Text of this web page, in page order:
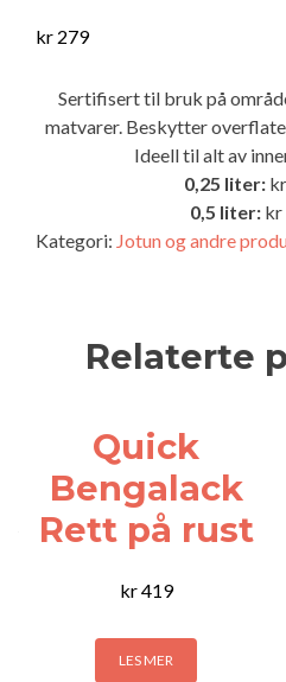
kr 279
Sertifisert til bruk på
matvarer. Beskytter
Ideell til alt av
0,25 liter:
0,5 liter:kr
Kategori: Jotun og andre
Relaterte
Quick
Bengalack
Rett på rust
kr419
LES MER